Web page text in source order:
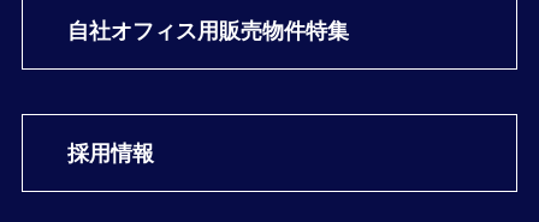
自社オフィス用販売物件特集
採用情報